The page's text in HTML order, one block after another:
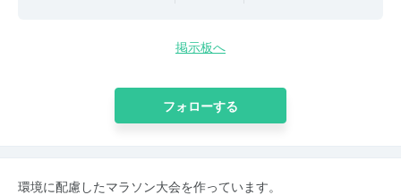
掲示板へ
フォローする
環境に配慮したマラソン大会を作っています。